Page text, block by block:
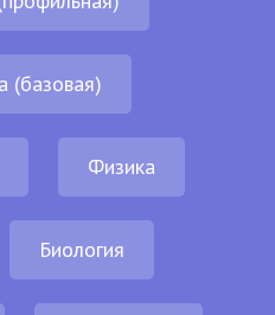
(базовая)
Физика
Биология